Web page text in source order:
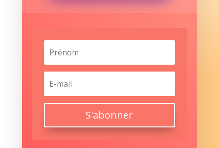
S'abonner